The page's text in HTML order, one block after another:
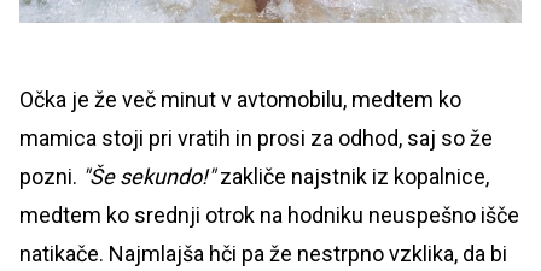
Očka je že več minut v avtomobilu, medtem ko
mamica stoji pri vratih in prosi za odhod, saj so že
pozni. "Še sekundo!"zakliče najstnik iz kopalnice,
medtem ko srednji otrok na hodniku neuspešno išče
natikače. Najmlajša hči pa že nestrpno vzklika, da bi